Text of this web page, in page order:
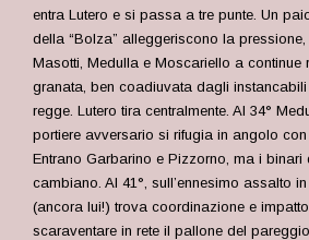
entra Lutero e si passa a tre punte. Un
della “Bolza” alleggeriscono la
Masotti, Medulla e Moscariello a continue
granata, ben coadiuvata dagli
regge. Lutero tira centralmente. Al 34°
portiere avversario si rifugia in angolo
Entrano Garbarino e Pizzorno, ma i binari
cambiano. Al 41°, sull’ennesimo assalto
(ancora lui!) trova coordinazione e
scaraventare in rete il pallone del